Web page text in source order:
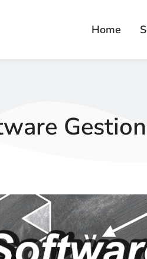
Home